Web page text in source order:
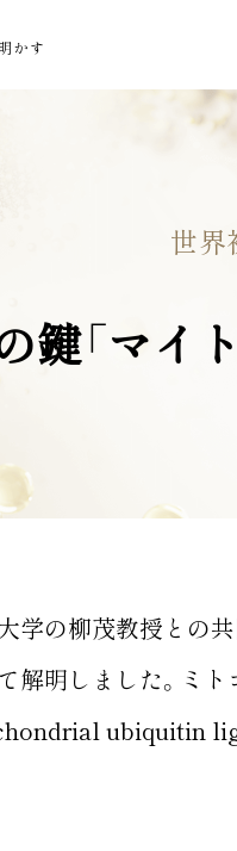
かす
世界
鍵「マイ
学の柳茂教授との
解明しました。ミト
ubiquitin